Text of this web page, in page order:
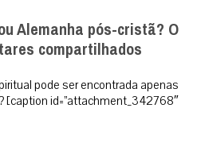
Alemanha pós-cristã? O
compartilhados
pode ser encontrada apenas
id=”attachment_342768″